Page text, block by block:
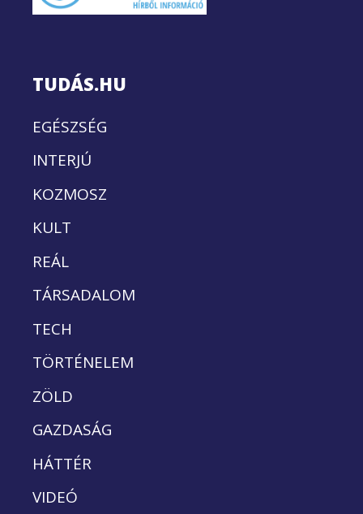
TUDÁS.HU
EGÉSZSÉG
INTERJÚ
KOZMOSZ
KULT
REÁL
TÁRSADALOM
TECH
TÖRTÉNELEM
ZÖLD
GAZDASÁG
HÁTTÉR
VIDEÓ